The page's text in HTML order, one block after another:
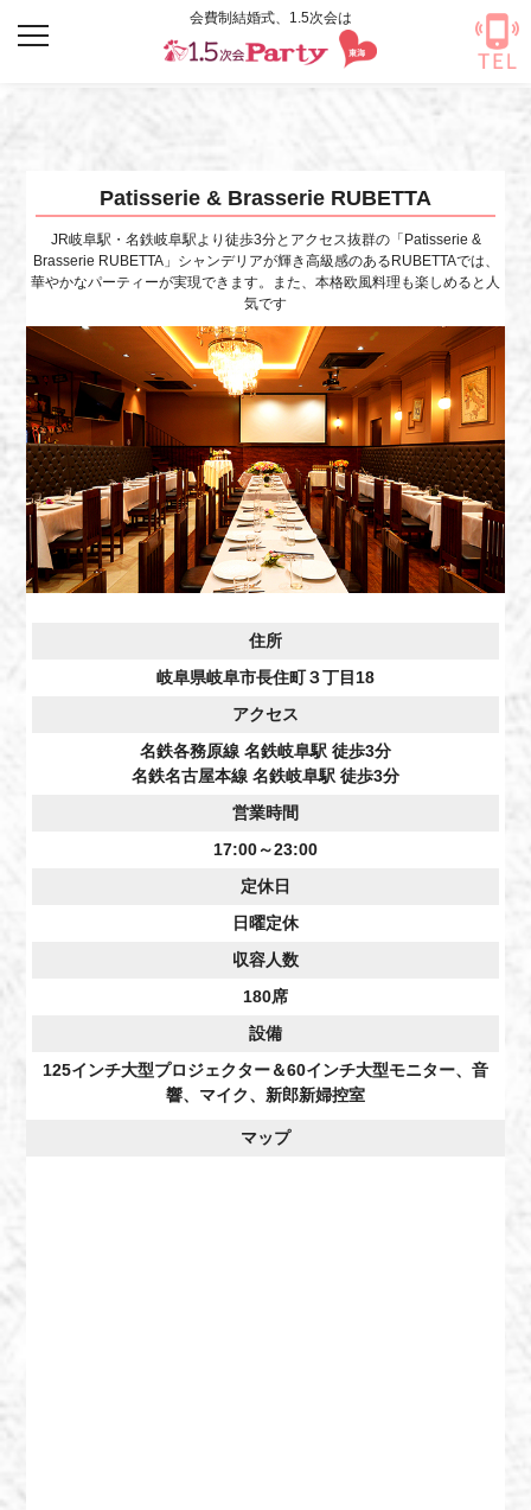
: Undefined array key "HTTP_ACCEPT_LANGUAGE" in
/home/premier17qw/1-
5jikaiparty.com/public_html/tokai/wp-content/themes/onepointfive_custom/header.php
on
line 118
Patisserie & Brasserie RUBETTA
JR岐阜駅・名鉄岐阜駅より徒歩3分とアクセス抜群の「Patisserie &
Brasserie RUBETTA」シャンデリアが輝き高級感のあるRUBETTAでは、
華やかなパーティーが実現できます。また、本格欧風料理も楽しめると人
気です
住所
岐阜県岐阜市長住町３丁目18
アクセス
名鉄各務原線 名鉄岐阜駅 徒歩3分
名鉄名古屋本線 名鉄岐阜駅 徒歩3分
営業時間
17:00～23:00
定休日
日曜定休
収容人数
180席
設備
125インチ大型プロジェクター＆60インチ大型モニター、音
響、マイク、新郎新婦控室
マップ